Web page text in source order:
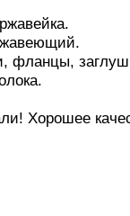
фланцы,
Хорошее